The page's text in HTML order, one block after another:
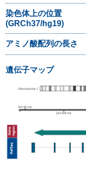
染色体上の位置
(GRCh37/hg19)
アミノ酸配列の長さ
遺伝子マップ